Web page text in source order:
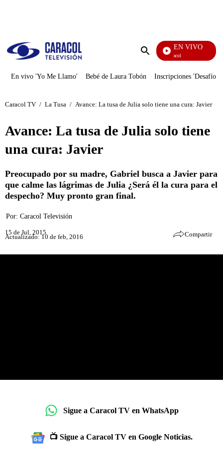
Enviar
EN VIVO
Noticias Caracol
En vivo 'Yo Me Llamo' Bebé de Laura Tobón Inscripciones 'Desafío'
Caracol TV / La Tusa / Avance: La tusa de Julia solo tiene una cura: Javier
Avance: La tusa de Julia solo tiene
una cura: Javier
Preocupado por su madre, Gabriel busca a Javier para
que calme las lágrimas de Julia ¿Será él la cura para el
despecho? Muy pronto gran final.
Por: Caracol Televisión
15 de Jul, 2015
Actualizado: 10 de feb, 2016 Compartir
Sigue a Caracol TV en WhatsApp
📺 Sigue a Caracol TV en Google Noticias.